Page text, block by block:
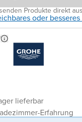
lieferbar
Erfahrung
Produkte direkt
oder